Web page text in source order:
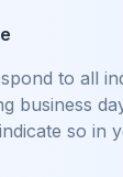
to all
business
so in
snabbare
och
på varje
annonser &